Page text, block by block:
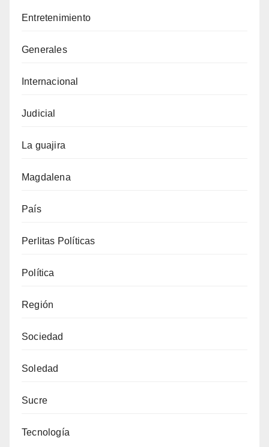
Entretenimiento
Generales
Internacional
Judicial
La guajira
Magdalena
País
Perlitas Políticas
Política
Región
Sociedad
Soledad
Sucre
Tecnología